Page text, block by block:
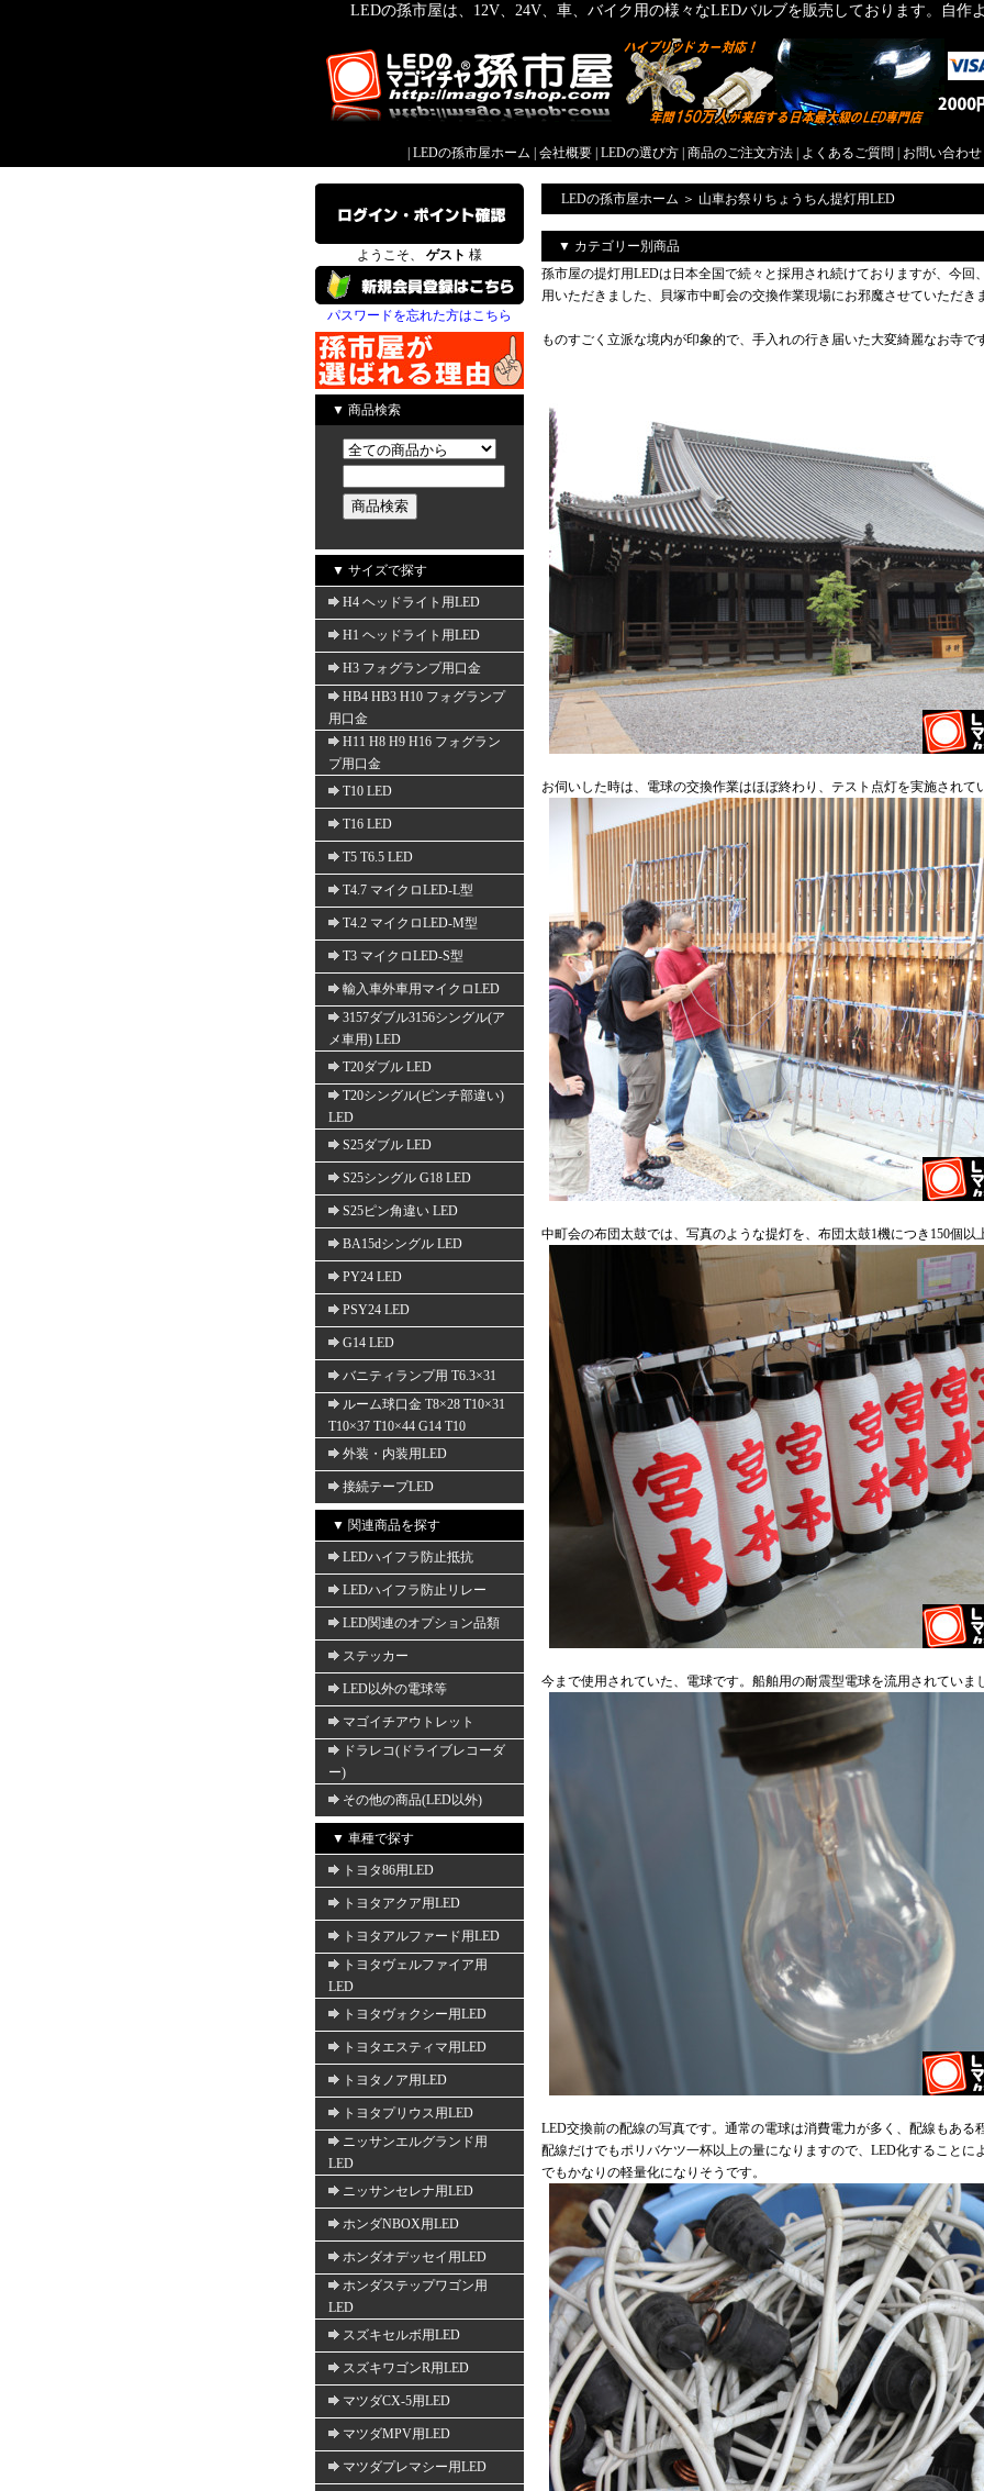
LEDの孫市屋は、12V、24V、車、バイク用の様々なLEDバルブを販売しております。自作
LEDの孫市屋ホーム 会社概要 LEDの選び方 商品のご注文方法 よくあるご質問 お問い合わせ
ようこそ、 ゲスト 様
パスワードを忘れた方はこちら
▼ 商品検索
▼ サイズで探す
H4 ヘッドライト用LED
H1 ヘッドライト用LED
H3 フォグランプ用口金
HB4 HB3 H10 フォグランプ
用口金
H11 H8 H9 H16 フォグラン
プ用口金
T10 LED
T16 LED
T5 T6.5 LED
T4.7 マイクロLED-L型
T4.2 マイクロLED-M型
T3 マイクロLED-S型
輸入車外車用マイクロLED
3157ダブル3156シングル(ア
メ車用) LED
T20ダブル LED
T20シングル(ピンチ部違い)
LED
S25ダブル LED
S25シングル G18 LED
S25ピン角違い LED
BA15dシングル LED
PY24 LED
PSY24 LED
G14 LED
バニティランプ用 T6.3×31
ルーム球口金 T8×28 T10×31
T10×37 T10×44 G14 T10
外装・内装用LED
接続テープLED
▼ 関連商品を探す
LEDハイフラ防止抵抗
LEDハイフラ防止リレー
LED関連のオプション品類
ステッカー
LED以外の電球等
マゴイチアウトレット
ドラレコ(ドライブレコーダ
ー)
その他の商品(LED以外)
▼ 車種で探す
トヨタ86用LED
トヨタアクア用LED
トヨタアルファード用LED
トヨタヴェルファイア用
LED
トヨタヴォクシー用LED
トヨタエスティマ用LED
トヨタノア用LED
トヨタプリウス用LED
ニッサンエルグランド用
LED
ニッサンセレナ用LED
ホンダNBOX用LED
ホンダオデッセイ用LED
ホンダステップワゴン用
LED
スズキセルボ用LED
スズキワゴンR用LED
マツダCX-5用LED
マツダMPV用LED
マツダプレマシー用LED
LEDの孫市屋ホーム ＞ 山車お祭りちょうちん提灯用LED
▼ カテゴリー別商品
孫市屋の提灯用LEDは日本全国で続々と採用され続けておりますが、今回
用いただきました、貝塚市中町会の交換作業現場にお邪魔させていただき
ものすごく立派な境内が印象的で、手入れの行き届いた大変綺麗なお寺で
お伺いした時は、電球の交換作業はほぼ終わり、テスト点灯を実施されて
中町会の布団太鼓では、写真のような提灯を、布団太鼓1機につき150個以
今まで使用されていた、電球です。船舶用の耐震型電球を流用されていま
LED交換前の配線の写真です。通常の電球は消費電力が多く、配線もある
配線だけでもポリバケツ一杯以上の量になりますので、LED化することに
でもかなりの軽量化になりそうです。